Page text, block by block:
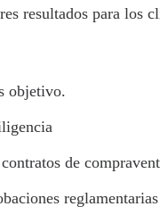
resultados para los
objetivo.
de
reglamentarias